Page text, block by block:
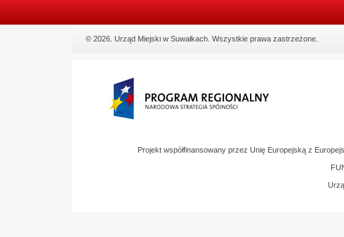
© 2026. Urząd Miejski w Suwałkach. Wszystkie prawa zastrzeżone.
Projekt współfinansowany przez Unię Europejską z